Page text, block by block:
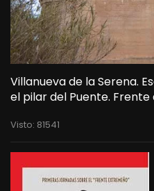
Villanueva de la Serena.
el pilar del Puente. Frente
Visto: 81541